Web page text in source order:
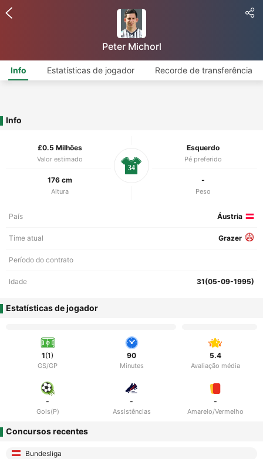
Peter Michorl
Info Estatísticas de jogador Recorde de transferência
Info
£0.5 Milhões
Valor estimado
Esquerdo
Pé preferido
176 cm
Altura
-
Peso
34
País Áustria
Time atual Grazer
Período do contrato
Idade 31(05-09-1995)
Estatísticas de jogador
1(1)
GS/GP
90
Minutes
5.4
Avaliação média
-
Gols(P)
-
Assistências
-
Amarelo/Vermelho
Concursos recentes
Bundesliga